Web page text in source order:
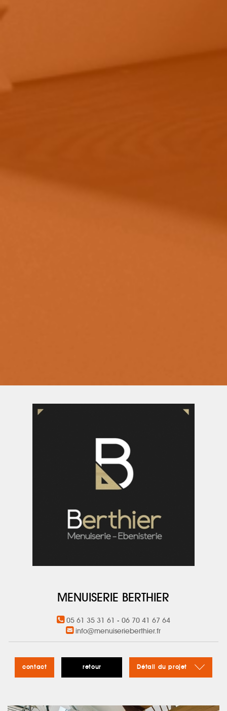
MENUISERIE BERTHIER
05 61 35 31 61 - 06 70 41 67 64
info@menuiserieberthier.fr
contact retour Détail du projet